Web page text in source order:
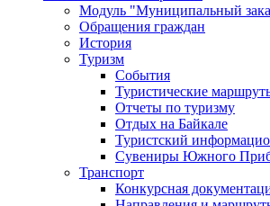
Модуль "Муниципальный
Обращения граждан
История
Туризм
События
Туристические
Отчеты по туризму
Отдых на Байкале
Туристский
Сувениры Южного
Транспорт
Конкурсная